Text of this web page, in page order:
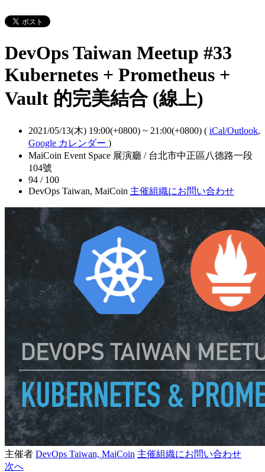
DevOps Taiwan Meetup #33
Kubernetes + Prometheus +
Vault 的完美結合 (線上)
2021/05/13(木) 19:00(+0800) ~ 21:00(+0800) ( iCal/Outlook,
Google カレンダー )
MaiCoin Event Space 展演廳 / 台北市中正區八德路一段
104號
94 / 100
DevOps Taiwan, MaiCoin 主催組織にお問い合わせ
主催者 DevOps Taiwan, MaiCoin 主催組織にお問い合わせ
次へ